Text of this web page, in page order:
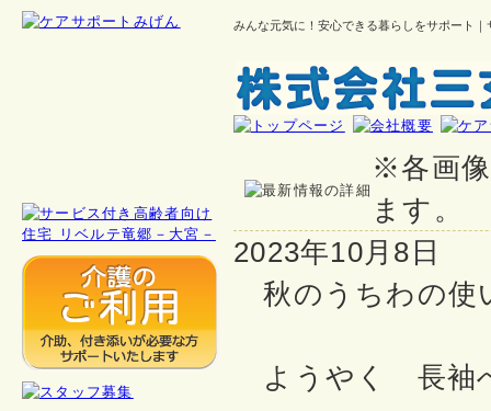
みんな元気に！安心できる暮らしをサポート
※各画
ます。
2023年10月8日
秋のうちわの使
ようやく 長袖